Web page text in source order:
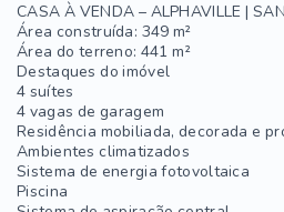
CASA À VENDA – ALPHAVILLE |
Área construída: 349 m²
Área do terreno: 441 m²
Destaques do imóvel
4 suítes
4 vagas de garagem
Residência mobiliada, decorada e
Ambientes climatizados
Sistema de energia fotovoltaica
Piscina